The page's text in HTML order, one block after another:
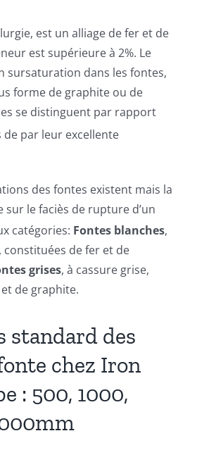
News
Nederlands
est un alliage de fer et de
est supérieure à 2%. Le
sursaturation dans les fontes,
forme de graphite ou de
se distinguent par rapport
de par leur excellente
des fontes existent mais la
sur le faciès de rupture d’un
catégories: Fontes blanches,
constituées de fer et de
grises, à cassure grise,
de graphite.
standard des
chez Iron
: 500, 1000,